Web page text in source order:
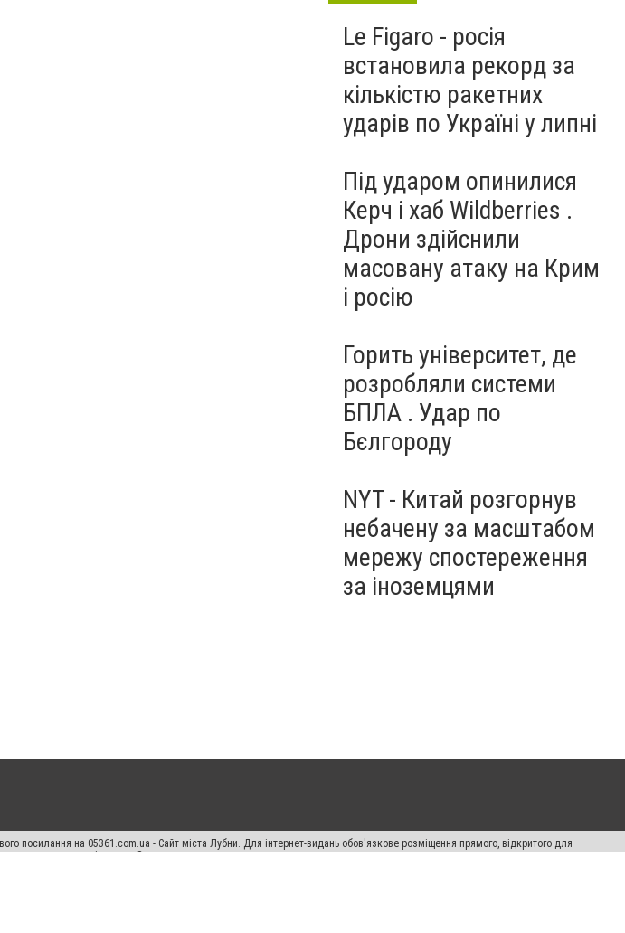
Le Figaro - росія
встановила рекорд за
кількістю ракетних
ударів по Україні у липні
Під ударом опинилися
Керч і хаб Wildberries .
Дрони здійснили
масовану атаку на Крим
і росію
Горить університет, де
розробляли системи
БПЛА . Удар по
Бєлгороду
NYT - Китай розгорнув
небачену за масштабом
мережу спостереження
за іноземцями
посилання на 05361.com.ua - Сайт міста Лубни. Для інтернет-видань обов'язкове розміщення прямого, відкритого для
прав переслідується Законом.